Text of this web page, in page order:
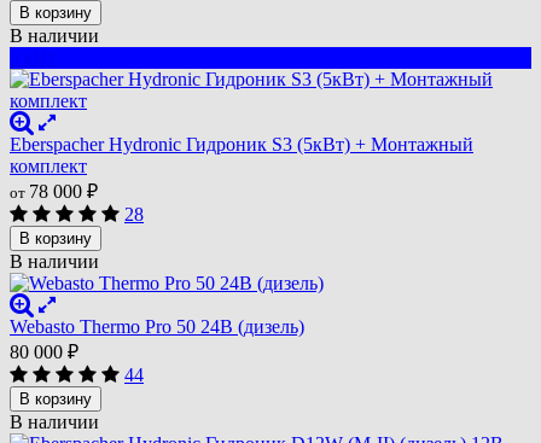
В корзину
В наличии
Eberspacher Hydronic Гидроник S3 (5кВт) + Монтажный
комплект
от 78 000 ₽
28
В корзину
В наличии
Webasto Thermo Pro 50 24В (дизель)
80 000 ₽
44
В корзину
В наличии